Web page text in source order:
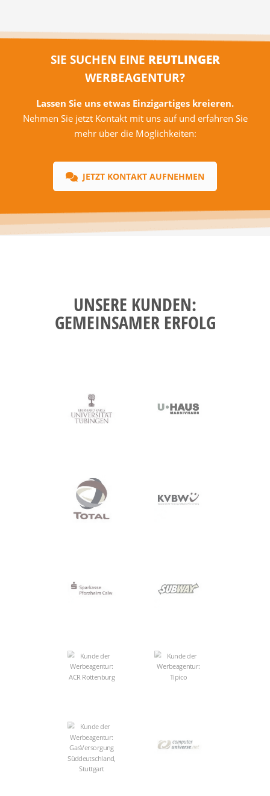
SIE SUCHEN EINE REUTLINGER
WERBEAGENTUR?
Lassen Sie uns etwas Einzigartiges kreieren.
Nehmen Sie jetzt Kontakt mit uns auf und erfahren Sie
mehr über die Möglichkeiten:
JETZT KONTAKT AUFNEHMEN
UNSERE KUNDEN:
GEMEINSAMER ERFOLG